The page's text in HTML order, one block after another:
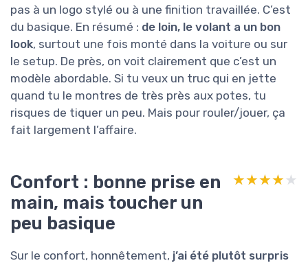
pas à un logo stylé ou à une finition travaillée. C’est
du basique. En résumé : de loin, le volant a un bon
look, surtout une fois monté dans la voiture ou sur
le setup. De près, on voit clairement que c’est un
modèle abordable. Si tu veux un truc qui en jette
quand tu le montres de très près aux potes, tu
risques de tiquer un peu. Mais pour rouler/jouer, ça
fait largement l’affaire.
Confort : bonne prise en
main, mais toucher un
peu basique
★★★★★
★★★★★
Sur le confort, honnêtement, j’ai été plutôt surpris